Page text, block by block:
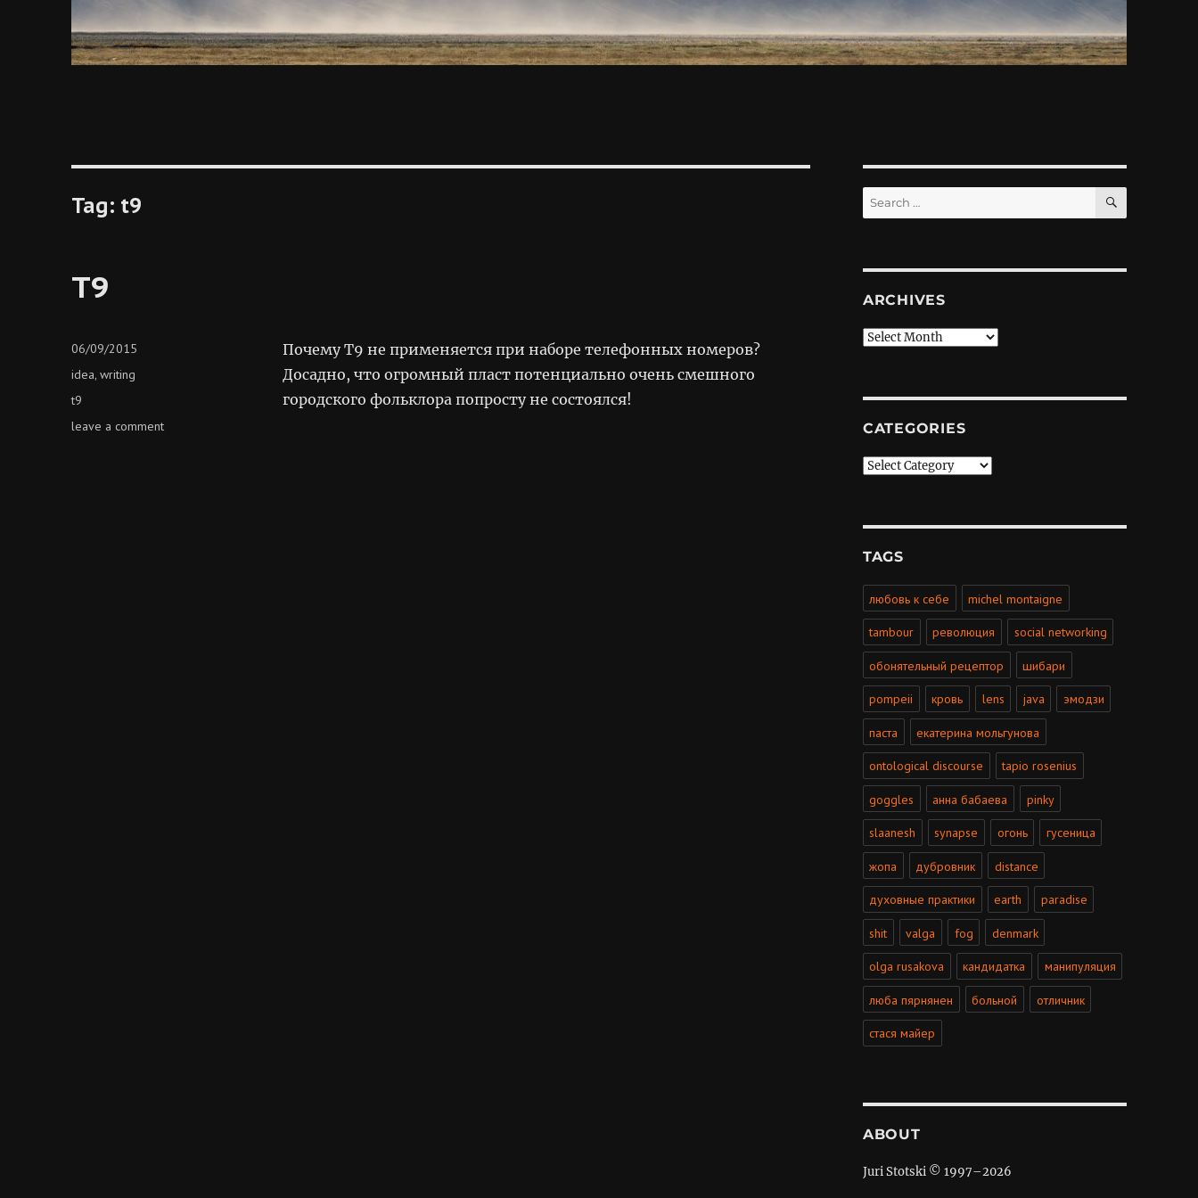
Tag: t9
T9
Почему T9 не применяется при наборе телефонных номеров?
Досадно, что огромный пласт потенциально очень смешного
городского фольклора попросту не состоялся!
Posted
06/09/2015
Categories
idea,writing
Tags
t9
leave a commenton
Search
for:
SEARCH
ARCHIVES
Archives
CATEGORIES
Categories
TAGS
любовь к себе michel montaigne
tambour революция social networking
обонятельный рецептор шибари
pompeii кровь lens java эмодзи
паста екатерина мольгунова
ontological discourse tapio rosenius
goggles анна бабаева pinky
slaanesh synapse огонь гусеница
жопа дубровник distance
духовные практики earth paradise
shit valga fog denmark
olga rusakova кандидатка манипуляция
люба пярнянен больной отличник
стася майер
ABOUT
Juri Stotski © 1997–2026